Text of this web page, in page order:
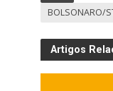
BOLSONARO/
Artigos